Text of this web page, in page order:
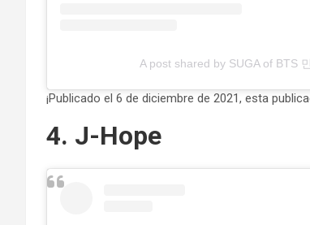
A post shared by SUGA of BTS
¡Publicado el 6 de diciembre de 2021, esta
4. J-Hope